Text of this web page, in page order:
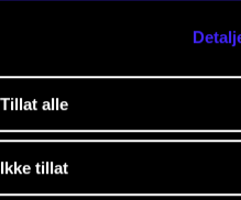
Tillat alle
Ikke tillat